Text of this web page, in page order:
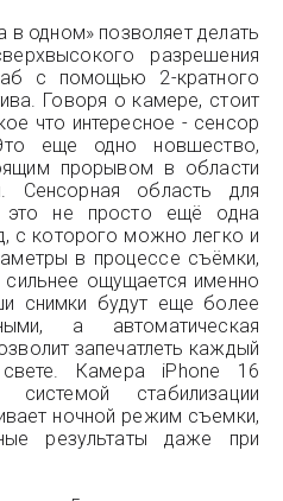
одном» позволяет делать
разрешения
с помощью 2-кратного
Говоря о камере, стоит
что интересное - сенсор
еще одно новшество,
прорывом в области
Сенсорная область для
это не просто ещё одна
с которого можно легко и
в процессе съёмки,
ощущается именно
снимки будут еще более
а автоматическая
запечатлеть каждый
Камера iPhone 16
стабилизации
ночной режим съемки,
результаты даже при